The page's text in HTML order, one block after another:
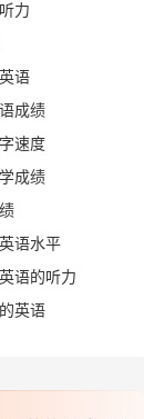
力
语
成绩
速度
成绩
语水平
语的听力
英语